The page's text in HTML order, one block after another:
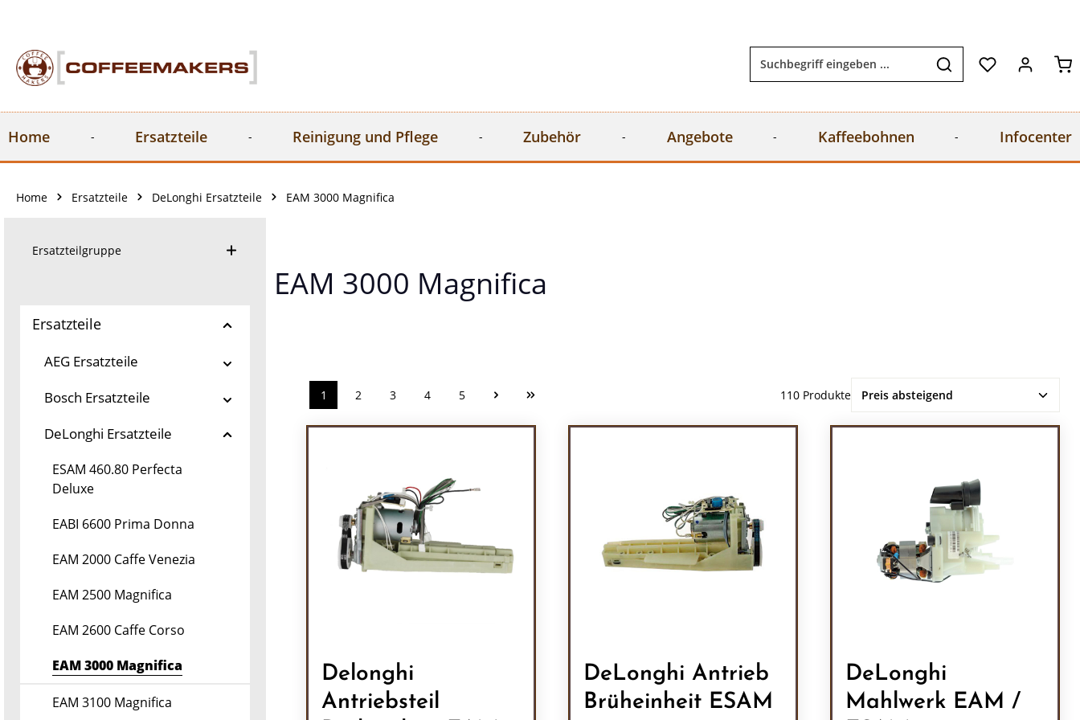
Home Ersatzteile Reinigung und Pflege Zubehör Angebote Kaffeebohnen Infocenter
Home Ersatzteile DeLonghi Ersatzteile EAM 3000 Magnifica
Ersatzteilgruppe
Ersatzteile
AEG Ersatzteile
Bosch Ersatzteile
DeLonghi Ersatzteile
ESAM 460.80 Perfecta
Deluxe
EABI 6600 Prima Donna
EAM 2000 Caffe Venezia
EAM 2500 Magnifica
EAM 2600 Caffe Corso
EAM 3000 Magnifica
EAM 3100 Magnifica
EAM 3000 Magnifica
Seite
1 Seite
2 Seite
3 Seite
4 Seite
5 110 Produkte
Delonghi
Antriebsteil
DeLonghi Antrieb
Brüheinheit ESAM
DeLonghi
Mahlwerk EAM /